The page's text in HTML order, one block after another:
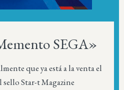
SEGA»
que ya está a la venta el
Star-t Magazine